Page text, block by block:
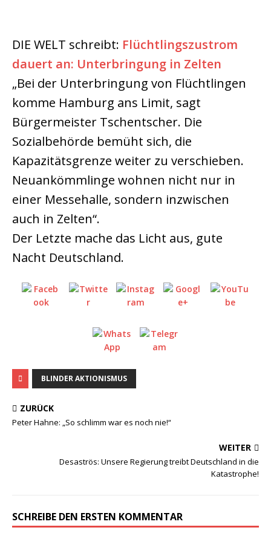
DIE WELT schreibt: Flüchtlingszustrom
dauert an: Unterbringung in Zelten
„Bei der Unterbringung von Flüchtlingen
komme Hamburg ans Limit, sagt
Bürgermeister Tschentscher. Die
Sozialbehörde bemüht sich, die
Kapazitätsgrenze weiter zu verschieben.
Neuankömmlinge wohnen nicht nur in
einer Messehalle, sondern inzwischen
auch in Zelten“.
Der Letzte mache das Licht aus, gute
Nacht Deutschland.
BLINDER AKTIONISMUS
ZURÜCK
Peter Hahne: „So schlimm war es noch nie!“
WEITER
Desaströs: Unsere Regierung treibt Deutschland in die
Katastrophe!
SCHREIBE DEN ERSTEN KOMMENTAR